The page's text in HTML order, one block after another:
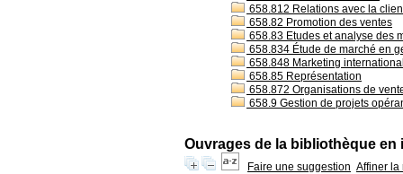
658.812 Relations avec la
658.82 Promotion des ventes
658.83 Etudes et analyse des
658.834 Étude de marché en
658.848 Marketing
658.85 Représentation
658.872 Organisations de
658.9 Gestion de projets
Ouvrages de la bibliothèque en
Faire une suggestion Affiner la